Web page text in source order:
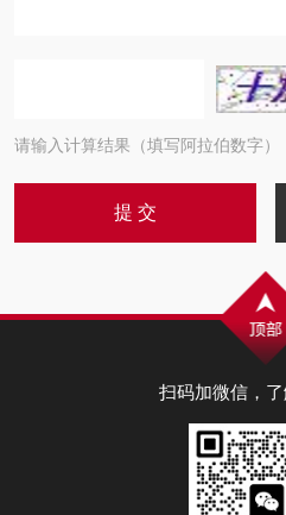
请输入计算结果（填写阿拉伯数字）
扫码加微信，